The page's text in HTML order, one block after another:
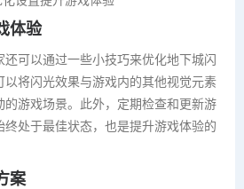
体验
还可以通过一些小技巧来优化地下城闪
以将闪光效果与游戏内的其他视觉元素
的游戏场景。此外，定期检查和更新游
处于最佳状态，也是提升游戏体验的
案